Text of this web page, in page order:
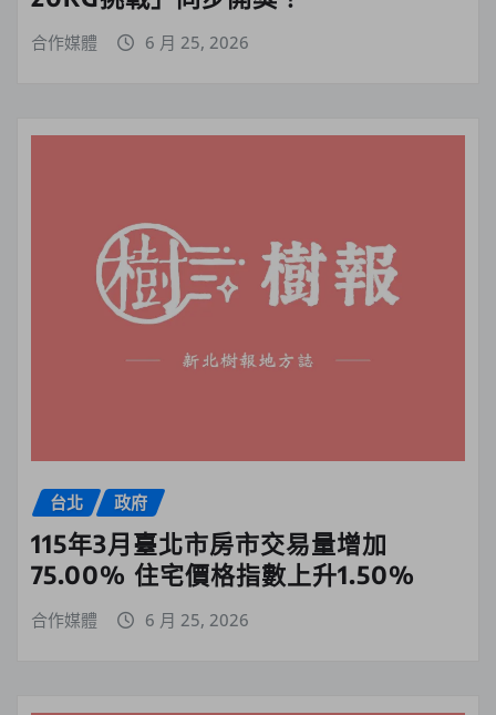
合作媒體 6 月 25, 2026
台北 政府
115年3月臺北市房市交易量增加
75.00% 住宅價格指數上升1.50%
合作媒體 6 月 25, 2026